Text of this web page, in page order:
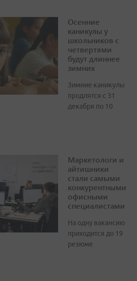
Осенние
каникулы у
школьников с
четвертями
будут длиннее
зимних
Зимние каникулы
продлятся с 31
декабря по 10
Маркетологи и
айтишники
стали самыми
конкурентными
офисными
специалистами
На одну вакансию
приходится до 19
резюме